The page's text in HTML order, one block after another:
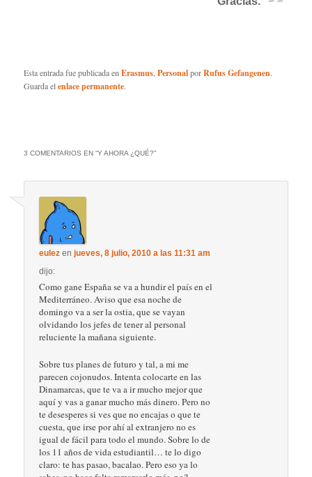
Esta entrada fue publicada enErasmus,PersonalporRufus Gefangenen.
Guarda elenlace permanente.
3 COMENTARIOS EN “Y AHORA ¿QUÉ?”
eulez enjueves, 8 julio, 2010 a las 11:31 am
dijo:
Como gane España se va a hundir el país en el
Mediterráneo. Aviso que esa noche de
domingo va a ser la ostia, que se vayan
olvidando los jefes de tener al personal
reluciente la mañana siguiente.
Sobre tus planes de futuro y tal, a mi me
parecen cojonudos. Intenta colocarte en las
Dinamarcas, que te va a ir mucho mejor que
aquí y vas a ganar mucho más dinero. Pero no
te desesperes si ves que no encajas o que te
cuesta, que irse por ahí al extranjero no es
igual de fácil para todo el mundo. Sobre lo de
los 11 años de vida estudiantil… te lo digo
claro: te has pasao, bacalao. Pero eso ya lo